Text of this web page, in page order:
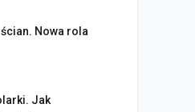
Nowa rola
Jak